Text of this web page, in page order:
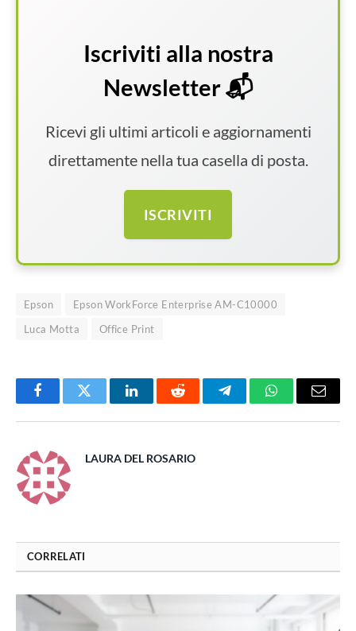
Iscriviti alla nostra
Newsletter 📬
Ricevi gli ultimi articoli e aggiornamenti
direttamente nella tua casella di posta.
ISCRIVITI
Epson
Epson WorkForce Enterprise AM-C10000
Luca Motta
Office Print
FacebookTwitter LinkedInReddit TelegramWhatsAppEmail
LAURA DEL ROSARIO
CORRELATI